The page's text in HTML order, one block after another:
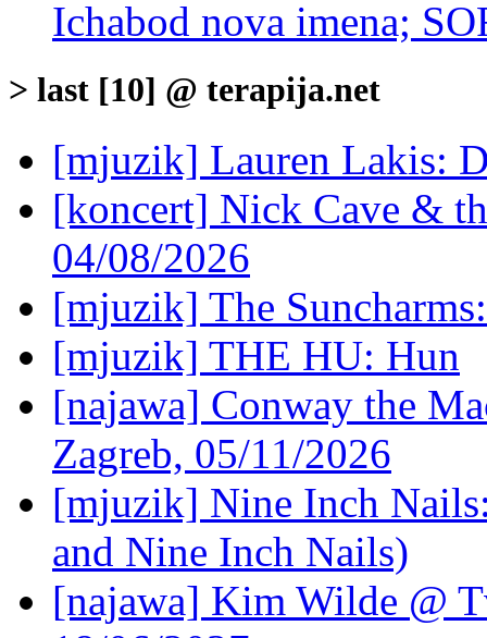
Ichabod nova imena;
> last [10] @ terapija.net
[mjuzik] Lauren Lakis:
[koncert] Nick Cave &
04/08/2026
[mjuzik] The
[mjuzik] THE HU: Hun
[najawa] Conway the
Zagreb, 05/11/2026
[mjuzik] Nine Inch
and Nine Inch Nails)
[najawa] Kim Wilde @